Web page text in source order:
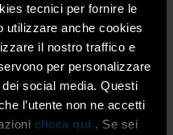
tecnici per fornire le
utilizzare anche cookies
il nostro traffico e
per personalizzare
social media. Questi
l’utente non ne accetti
clicca qui . Se sei
l’introduzione
di registrare gli aiuti
a livello nazionale
il Registro Nazionale
dal 1° gennaio
di rendicontazione per le